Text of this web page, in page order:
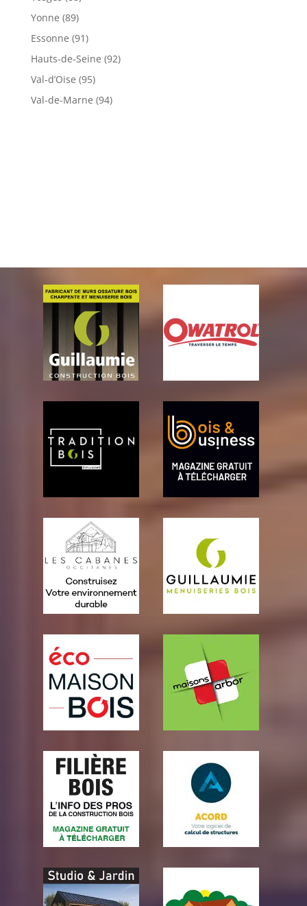
Yonne (89)
Essonne (91)
Hauts-de-Seine (92)
Val-d’Oise (95)
Val-de-Marne (94)